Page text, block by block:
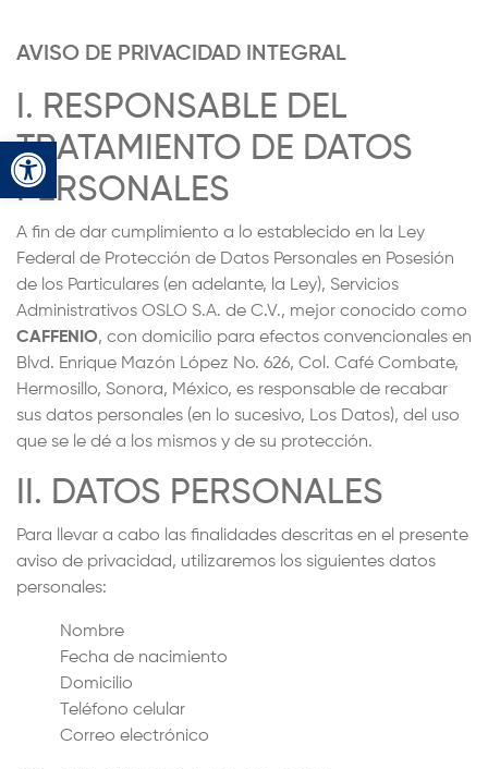
Abrir barra de herramientas
AVISO DE PRIVACIDAD INTEGRAL
I. RESPONSABLE DEL
TRATAMIENTO DE DATOS
PERSONALES
A fin de dar cumplimiento a lo establecido en la Ley
Federal de Protección de Datos Personales en Posesión
de los Particulares (en adelante, la Ley), Servicios
Administrativos OSLO S.A. de C.V., mejor conocido como
CAFFENIO, con domicilio para efectos convencionales en
Blvd. Enrique Mazón López No. 626, Col. Café Combate,
Hermosillo, Sonora, México, es responsable de recabar
sus datos personales (en lo sucesivo, Los Datos), del uso
que se le dé a los mismos y de su protección.
II. DATOS PERSONALES
Para llevar a cabo las finalidades descritas en el presente
aviso de privacidad, utilizaremos los siguientes datos
personales:
Nombre
Fecha de nacimiento
Domicilio
Teléfono celular
Correo electrónico